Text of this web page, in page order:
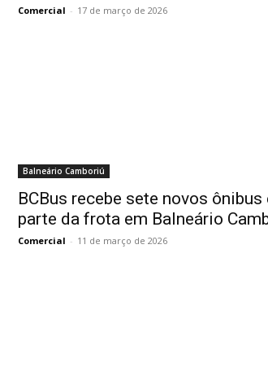
Comercial - 17 de março de 2026
Balneário Camboriú
BCBus recebe sete novos ônibus
parte da frota em Balneário
Comercial - 11 de março de 2026